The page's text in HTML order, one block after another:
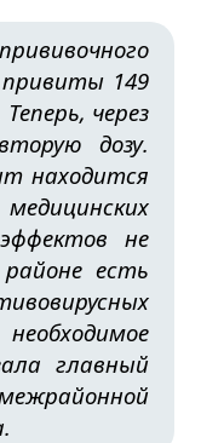
149
через
дозу.
находится
не
есть
главный